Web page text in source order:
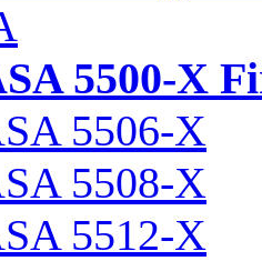
5500-X
5506-X
5508-X
5512-X